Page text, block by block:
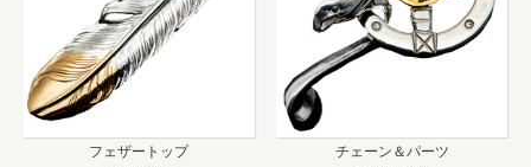
フェザートップ チェーン＆パーツ